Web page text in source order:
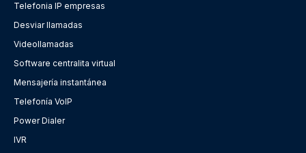
Telefonia IP empresas
Desviar llamadas
Videollamadas
Software centralita virtual
Mensajería instantánea
Telefonía VoIP
Power Dialer
IVR